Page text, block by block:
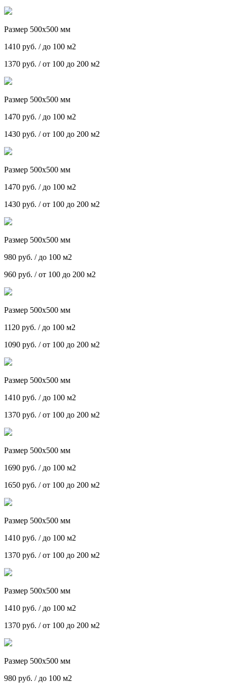
Размер 500х500 мм
1410 руб. / до 100 м2
1370 руб. / от 100 до 200 м2
Размер 500х500 мм
1470 руб. / до 100 м2
1430 руб. / от 100 до 200 м2
Размер 500х500 мм
1470 руб. / до 100 м2
1430 руб. / от 100 до 200 м2
Размер 500х500 мм
980 руб. / до 100 м2
960 руб. / от 100 до 200 м2
Размер 500х500 мм
1120 руб. / до 100 м2
1090 руб. / от 100 до 200 м2
Размер 500х500 мм
1410 руб. / до 100 м2
1370 руб. / от 100 до 200 м2
Размер 500х500 мм
1690 руб. / до 100 м2
1650 руб. / от 100 до 200 м2
Размер 500х500 мм
1410 руб. / до 100 м2
1370 руб. / от 100 до 200 м2
Размер 500х500 мм
1410 руб. / до 100 м2
1370 руб. / от 100 до 200 м2
Размер 500х500 мм
980 руб. / до 100 м2